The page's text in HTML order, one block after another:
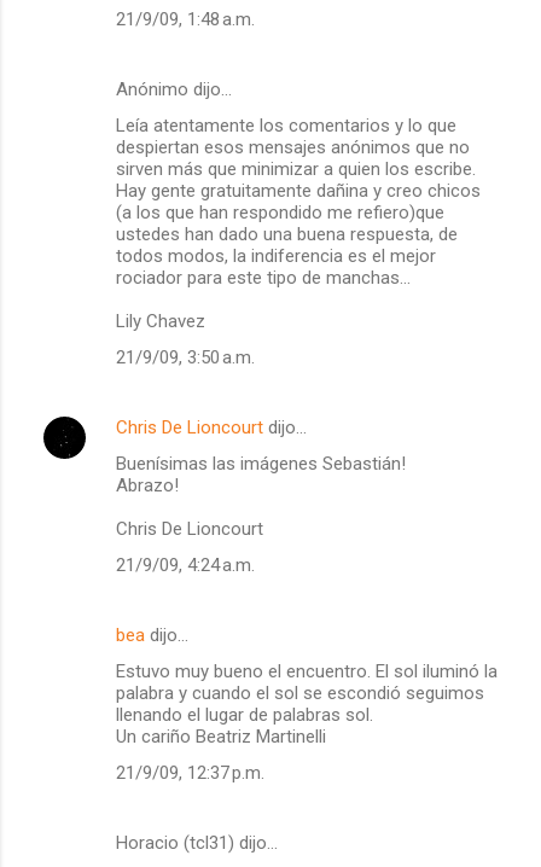
21/9/09, 1:48 a.m.
Anónimo dijo…
Leía atentamente los comentarios y lo que
despiertan esos mensajes anónimos que no
sirven más que minimizar a quien los escribe.
Hay gente gratuitamente dañina y creo chicos
(a los que han respondido me refiero)que
ustedes han dado una buena respuesta, de
todos modos, la indiferencia es el mejor
rociador para este tipo de manchas...
Lily Chavez
21/9/09, 3:50 a.m.
Chris De Lioncourt dijo…
Buenísimas las imágenes Sebastián!
Abrazo!
Chris De Lioncourt
21/9/09, 4:24 a.m.
bea dijo…
Estuvo muy bueno el encuentro. El sol iluminó la
palabra y cuando el sol se escondió seguimos
llenando el lugar de palabras sol.
Un cariño Beatriz Martinelli
21/9/09, 12:37 p.m.
Horacio (tcl31) dijo…